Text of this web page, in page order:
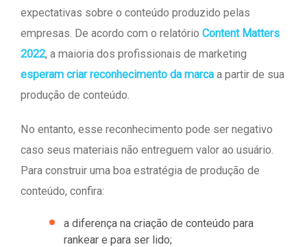
expectativas sobre o conteúdo produzido pelas
empresas. De acordo com o relatório Content Matters
2022, a maioria dos profissionais de marketing
esperam criar reconhecimento da marca a partir de sua
produção de conteúdo.
No entanto, esse reconhecimento pode ser negativo
caso seus materiais não entreguem valor ao usuário.
Para construir uma boa estratégia de produção de
conteúdo, confira:
a diferença na criação de conteúdo para
rankear e para ser lido;